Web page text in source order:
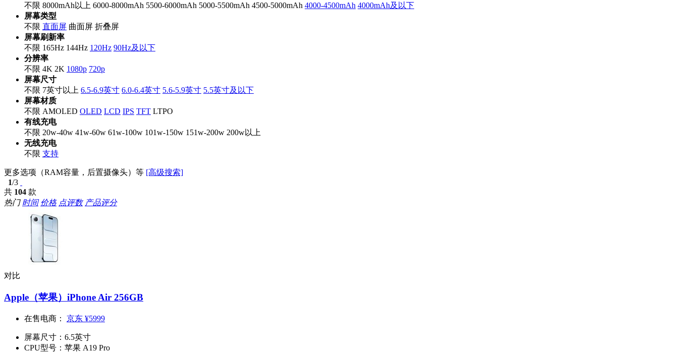
不限 8000mAh以上 6000-8000mAh 5500-6000mAh 5000-5500mAh 4500-5000mAh 4000-4500mAh 4000mAh及以下
屏幕类型
不限 直面屏 曲面屏 折叠屏
屏幕刷新率
不限 165Hz 144Hz 120Hz 90Hz及以下
分辨率
不限 4K 2K 1080p 720p
屏幕尺寸
不限 7英寸以上 6.5-6.9英寸 6.0-6.4英寸 5.6-5.9英寸 5.5英寸及以下
屏幕材质
不限 AMOLED OLED LCD IPS TFT LTPO
有线充电
不限 20w-40w 41w-60w 61w-100w 101w-150w 151w-200w 200w以上
无线充电
不限 支持
更多选项（RAM容量，后置摄像头）等 [高级搜索]
1/3
共 104 款
热门 时间 价格 点评数 产品评分
对比
Apple（苹果）iPhone Air 256GB
在售电商： 京东 ¥5999
屏幕尺寸： 6.5英寸
CPU型号： 苹果 A19 Pro